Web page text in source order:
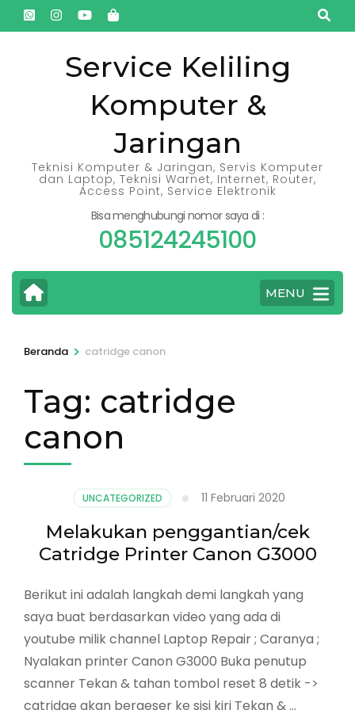
Lompat
ke
Service Keliling
Komputer &
Jaringan
Teknisi Komputer & Jaringan, Servis Komputer
dan Laptop, Teknisi Warnet, Internet, Router,
Access Point, Service Elektronik
Bisa menghubungi nomor saya di :
085124245100
MENU
Beranda > catridge canon
Tag: catridge
canon
UNCATEGORIZED 11 Februari 2020
Melakukan penggantian/cek
Catridge Printer Canon G3000
Berikut ini adalah langkah demi langkah yang
saya buat berdasarkan video yang ada di
youtube milik channel Laptop Repair ; Caranya ;
Nyalakan printer Canon G3000 Buka penutup
scanner Tekan & tahan tombol reset 8 detik ->
catridge akan bergeser ke sisi kiri Tekan & …